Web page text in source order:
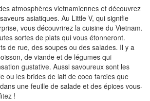
atmosphères vietnamiennes et découvrez
asiatiques. Au Little V, qui signifie
vous découvrirez la cuisine du Vietnam.
sortes de plats qui vous étonneront.
de rue, des soupes ou des salades. Il y a
de viande et de légumes qui
gustative. Aussi savoureux sont les
ou les brides de lait de coco farcies que
une feuille de salade et des épices vous-
!